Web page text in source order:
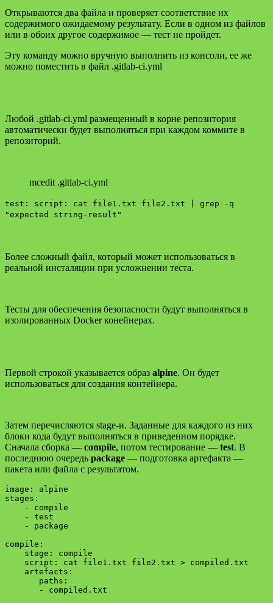
Открываются два файла и проверяет соответствие их
содержимого ожидаемому результату. Если в одном из файлов
или в обоих другое содержимое — тест не пройдет.
Эту команду можно вручную выполнить из консоли, ее же
можно поместить в файл .gitlab-ci.yml
Любой .gitlab-ci.yml размещенный в корне репозитория
автоматически будет выполняться при каждом коммите в
репозиторий.
mcedit .gitlab-ci.yml
test: script: cat file1.txt file2.txt | grep -q
"expected string-result"
Более сложный файл, который может использоваться в
реальной инсталяции при усложнении теста.
Тесты для обеспечения безопасности будут выполняться в
изолированных Docker конейнерах.
Первой строкой указывается образ alpine. Он будет
использоваться для создания контейнера.
Затем перечисляются stage-и. Заданные для каждого из них
блоки кода будут выполняться в приведенном порядке.
Сначала сборка — compile, потом тестирование — test. В
последнюю очередь package — подготовка артефакта —
пакета или файла с результатом.
image: alpine
stages:
    - compile
    - test
    - package
compile:
    stage: compile
    script: cat file1.txt file2.txt > compiled.txt
    artefacts:
       paths:
       - compiled.txt